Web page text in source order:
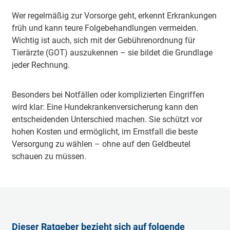
Wer regelmäßig zur Vorsorge geht, erkennt Erkrankungen
früh und kann teure Folgebehandlungen vermeiden.
Wichtig ist auch, sich mit der Gebührenordnung für
Tierärzte (GOT) auszukennen – sie bildet die Grundlage
jeder Rechnung.
Besonders bei Notfällen oder komplizierten Eingriffen
wird klar: Eine Hundekrankenversicherung kann den
entscheidenden Unterschied machen. Sie schützt vor
hohen Kosten und ermöglicht, im Ernstfall die beste
Versorgung zu wählen – ohne auf den Geldbeutel
schauen zu müssen.
Dieser Ratgeber bezieht sich auf folgende